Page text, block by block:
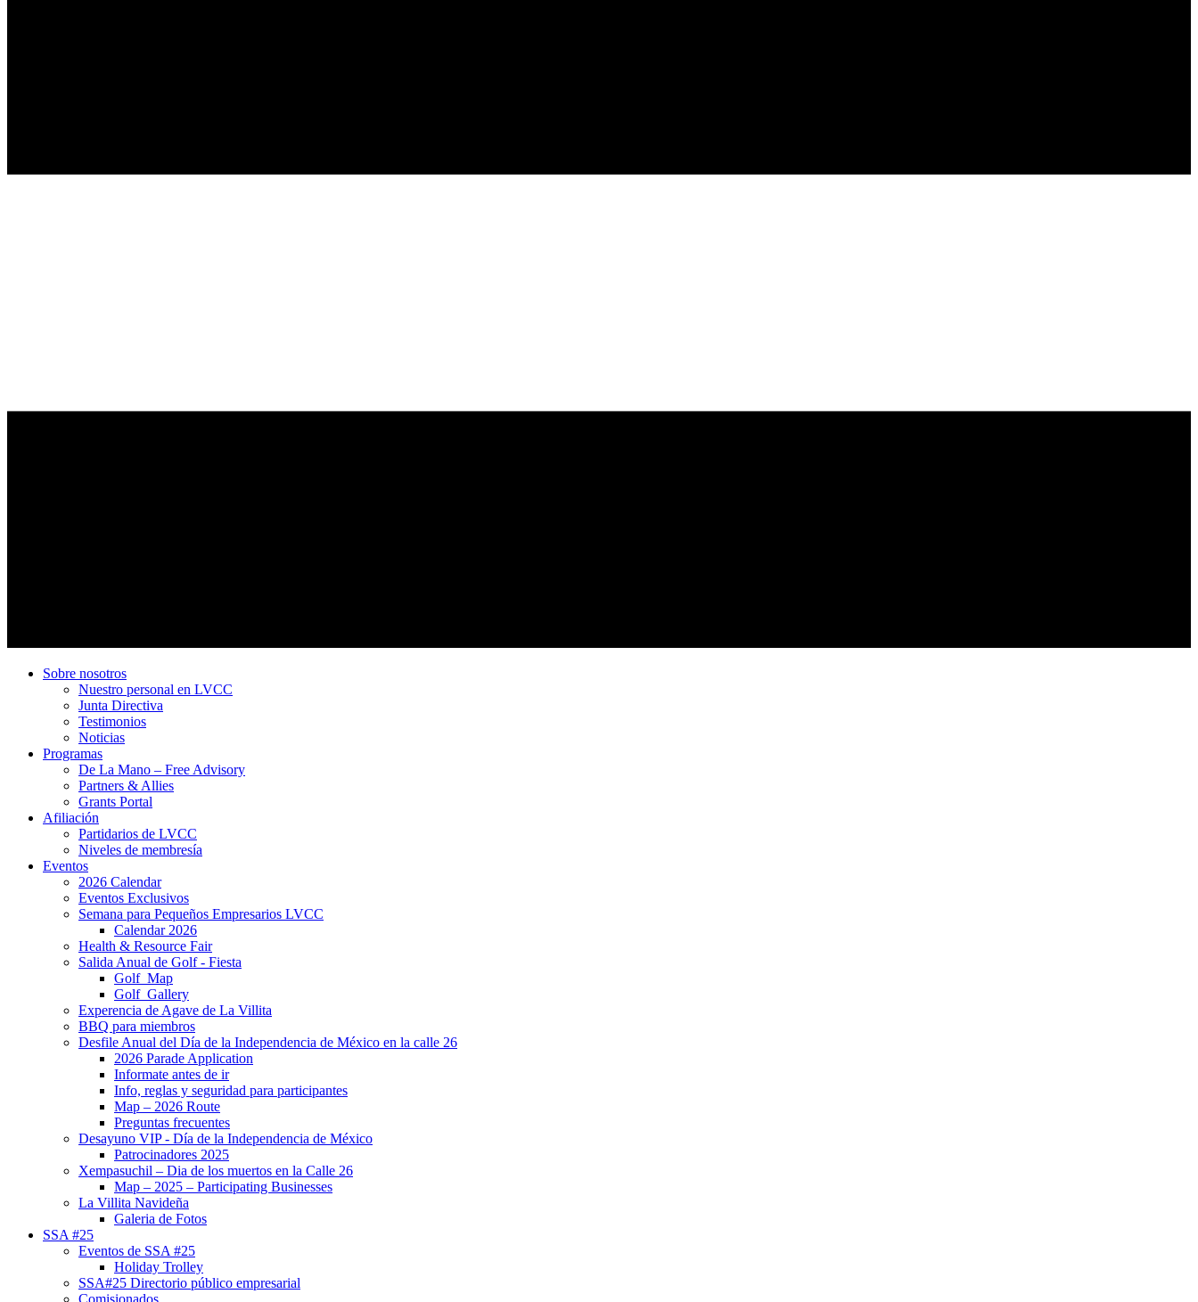
Sobre nosotros
Nuestro personal en LVCC
Junta Directiva
Testimonios
Noticias
Programas
De La Mano – Free Advisory
Partners & Allies
Grants Portal
Afiliación
Partidarios de LVCC
Niveles de membresía
Eventos
2026 Calendar
Eventos Exclusivos
Semana para Pequeños Empresarios LVCC
Calendar 2026
Health & Resource Fair
Salida Anual de Golf - Fiesta
Golf_Map
Golf_Gallery
Experencia de Agave de La Villita
BBQ para miembros
Desfile Anual del Día de la Independencia de México en la calle 26
2026 Parade Application
Informate antes de ir
Info, reglas y seguridad para participantes
Map – 2026 Route
Preguntas frecuentes
Desayuno VIP - Día de la Independencia de México
Patrocinadores 2025
Xempasuchil – Dia de los muertos en la Calle 26
Map – 2025 – Participating Businesses
La Villita Navideña
Galeria de Fotos
SSA #25
Eventos de SSA #25
Holiday Trolley
SSA#25 Directorio público empresarial
Comisionados